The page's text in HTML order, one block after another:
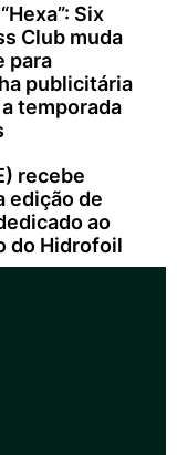
Six
Club muda
para
publicitária
temporada
recebe
edição de
ao
do Hidrofoil